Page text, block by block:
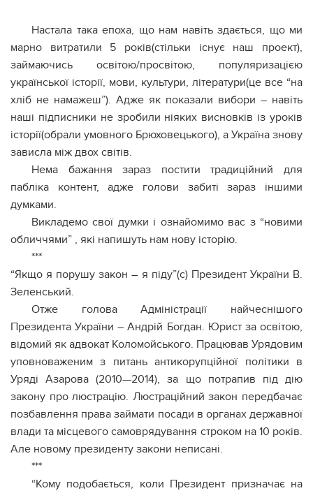
Настала така епоха, що нам навіть здається, що ми
марно витратили 5 років(стільки існує наш проект),
займаючись освітою/просвітою, популяризацією
української історії, мови, культури, літератури(це все “на
хліб не намажеш”). Адже як показали вибори – навіть
наші підписники не зробили ніяких висновків із уроків
історії(обрали умовного Брюховецького), а Україна знову
зависла між двох світів.
Нема бажання зараз постити традиційний для
пабліка контент, адже голови забиті зараз іншими
думками.
Викладемо свої думки і ознайомимо вас з “новими
обличчями” , які напишуть нам нову історію.
***
“Якщо я порушу закон – я піду”(с) Президент України В.
Зеленський.
Отже голова Адміністрації найчеснішого
Президента України – Андрій Богдан. Юрист за освітою,
відомий як адвокат Коломойського. Працював Урядовим
уповноваженим з питань антикорупційної політики в
Уряді Азарова (2010—2014), за що потрапив під дію
закону про люстрацію. Люстраційний закон передбачає
позбавлення права займати посади в органах державної
влади та місцевого самоврядування строком на 10 років.
Але новому президенту закони неписані.
***
“Кому подобається, коли Президент призначає на